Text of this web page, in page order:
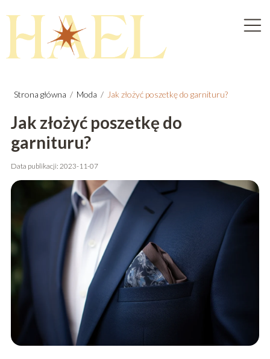
Strona główna / Moda / Jak złożyć poszetkę do garnituru?
Jak złożyć poszetkę do
garnituru?
Data publikacji: 2023-11-07